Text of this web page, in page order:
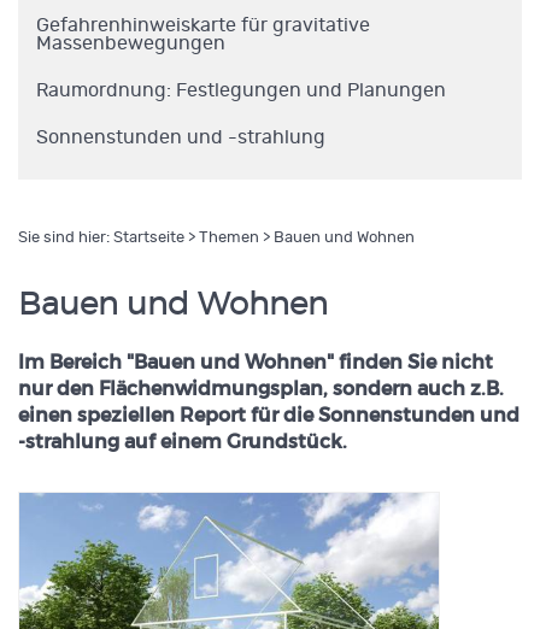
Gefahrenhinweiskarte für gravitative
Massenbewegungen
Raumordnung: Festlegungen und Planungen
Sonnenstunden und -strahlung
Sie sind hier: Startseite > Themen > Bauen und Wohnen
Bauen und Wohnen
Im Bereich "Bauen und Wohnen" finden Sie nicht
nur den Flächenwidmungsplan, sondern auch z.B.
einen speziellen Report für die Sonnenstunden und
-strahlung auf einem Grundstück.